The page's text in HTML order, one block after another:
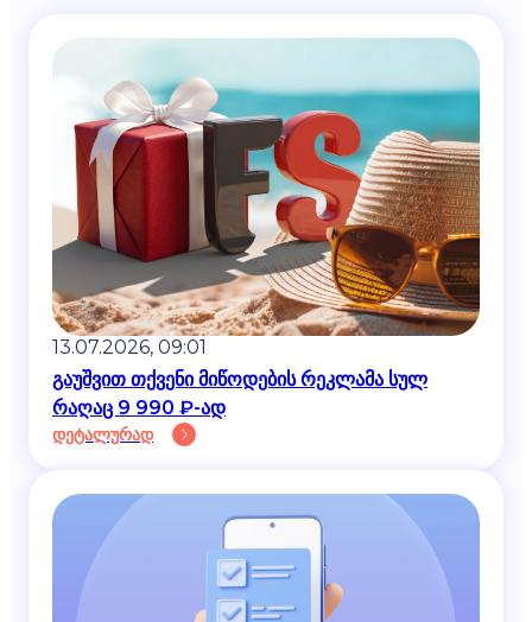
13.07.2026, 09:01
გაუშვით თქვენი მიწოდების რეკლამა სულ
რაღაც 9 990 ₽-ად
დეტალურად